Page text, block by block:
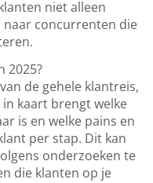
niet alleen
naar concurrenten die
2025?
de gehele klantreis,
kaart brengt welke
is en welke pains en
per stap. Dit kan
onderzoeken te
die klanten op je